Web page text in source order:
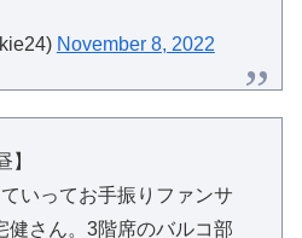
November 8, 2022
】
いってお手振りファンサ
健さん。3階席のバルコ部